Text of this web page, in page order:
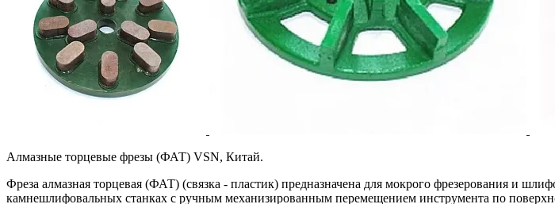
Алмазные торцевые фрезы (ФАТ) VSN, Китай.
Фреза алмазная торцевая (ФАТ) (связка - пластик) предназначена для мокрого фрезерования и
камнешлифовальных станках с ручным механизированным перемещением инструмента по